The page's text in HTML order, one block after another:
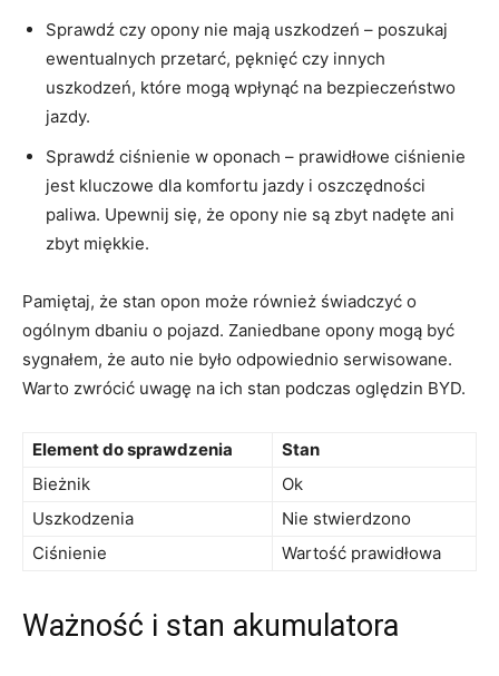
Sprawdź czy opony nie ​mają uszkodzeń – ⁢poszukaj
ewentualnych przetarć, pęknięć czy innych
uszkodzeń, które mogą wpłynąć na bezpieczeństwo
jazdy.
Sprawdź ⁢ciśnienie w‍ oponach – prawidłowe ciśnienie
jest kluczowe dla komfortu jazdy i oszczędności
paliwa. Upewnij się,⁢ że opony nie są zbyt nadęte ani
zbyt miękkie.
Pamiętaj, że stan opon⁤ może również świadczyć​ o
ogólnym dbaniu ⁤o pojazd. Zaniedbane opony ⁢mogą być
sygnałem, że auto nie było odpowiednio serwisowane.
Warto zwrócić uwagę na‍ ich stan podczas oględzin BYD.
Element do sprawdzenia
Stan
Bieżnik
Ok
Uszkodzenia
Nie⁢ stwierdzono
Ciśnienie
Wartość prawidłowa
Ważność ‍i stan ⁣akumulatora